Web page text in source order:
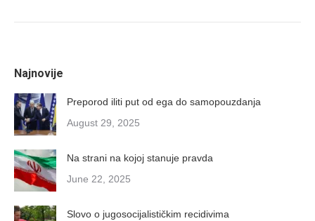
Najnovije
Preporod iliti put od ega do samopouzdanja
August 29, 2025
Na strani na kojoj stanuje pravda
June 22, 2025
Slovo o jugosocijalističkim recidivima